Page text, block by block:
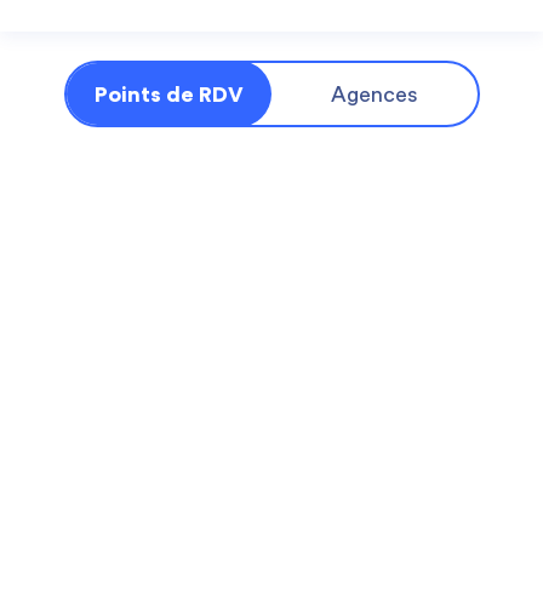
Points de RDV Agences